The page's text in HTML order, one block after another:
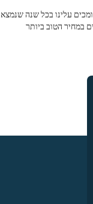
סומכים עלינו בכל שנה שנמצא
במחיר הטוב ביותר